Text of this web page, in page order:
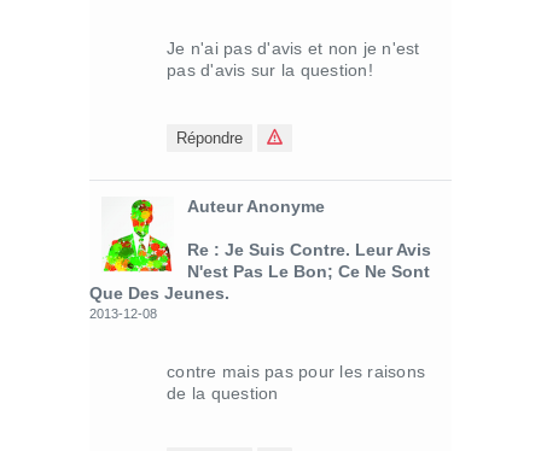
Je n'ai pas d'avis et non je n'est
pas d'avis sur la question!
Répondre
Auteur Anonyme
Re : Je Suis Contre. Leur Avis
N'est Pas Le Bon; Ce Ne Sont
Que Des Jeunes.
2013-12-08
contre mais pas pour les raisons
de la question